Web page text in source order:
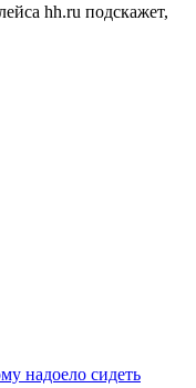
hh.ru подскажет,